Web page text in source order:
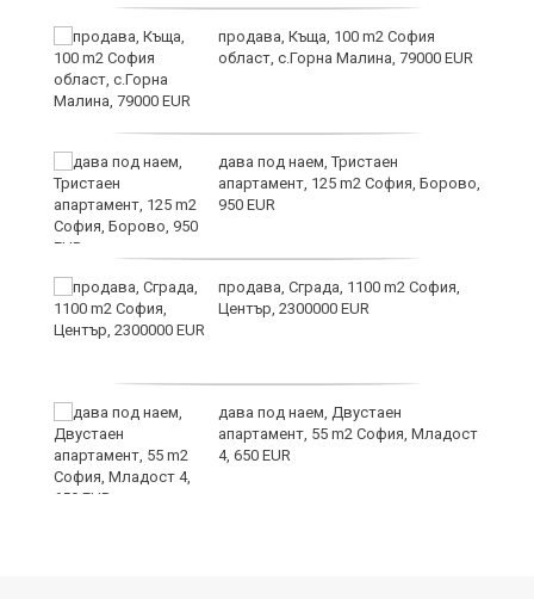
продава, Къща, 100 m2 София
област, с.Горна Малина, 79000 EUR
дава под наем, Тристаен
апартамент, 125 m2 София, Борово,
950 EUR
продава, Сграда, 1100 m2 София,
Център, 2300000 EUR
дава под наем, Двустаен
апартамент, 55 m2 София, Младост
4, 650 EUR